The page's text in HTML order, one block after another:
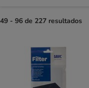
49 - 96 de 227 resultados